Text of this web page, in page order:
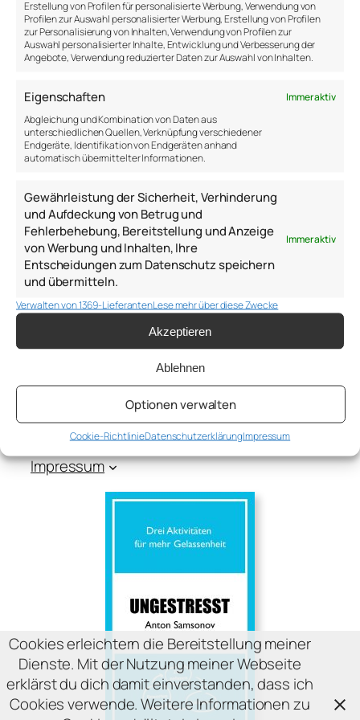
Erstellung von Profilen für personalisierte Werbung, Verwendung von
Profilen zur Auswahl personalisierter Werbung, Erstellung von Profilen
zur Personalisierung von Inhalten, Verwendung von Profilen zur
Auswahl personalisierter Inhalte, Entwicklung und Verbesserung der
Angebote, Verwendung reduzierter Daten zur Auswahl von Inhalten.
Eigenschaften
Immer aktiv
Abgleichung und Kombination von Daten aus
unterschiedlichen Quellen, Verknüpfung verschiedener
Endgeräte, Identifikation von Endgeräten anhand
automatisch übermittelter Informationen.
Gewährleistung der Sicherheit, Verhinderung
und Aufdeckung von Betrug und
Fehlerbehebung, Bereitstellung und Anzeige
von Werbung und Inhalten, Ihre
Entscheidungen zum Datenschutz speichern
und übermitteln.
Immer aktiv
Verwalten von 1369-LieferantenLese mehr über diese Zwecke
Akzeptieren
Ablehnen
Optionen verwalten
Cookie-RichtlinieDatenschutzerklärungImpressum
teifer in die Welt der Astronauten und der
Weltraumagenturen ein.
https://www.ardmediathek.de/video/allein-im-all-
zum-
mars/swr/Y3JpZDovL3N3ci5kZS9hZXgvbzE5MDAxNjI
8. September 2023
Anton Samsonov
a.samsonov@thepsychologist.de
Sprache: DE | EN | RU
Über mich
Impressum
Cookies erleichtern die Bereitstellung meiner
Dienste. Mit der Nutzung meiner Webseite
erklärst du dich damit einverstanden, dass ich
Cookies verwende. Weitere Informationen zu